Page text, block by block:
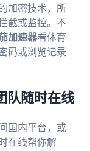
加密技术，所
截或监控。不
加速器看体育
码或浏览记录
队随时在线
国内平台，或
在线帮你解